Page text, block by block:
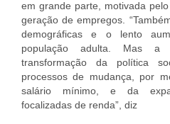
em grande parte, motivada
geração de empregos.
demográficas e o lento
população adulta. Mas
transformação da política
processos de mudança, por
salário mínimo, e da
focalizadas de renda”, diz